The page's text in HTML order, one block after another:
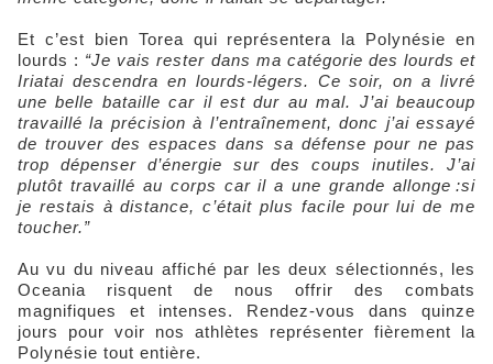
Et c’est bien Torea qui représentera la Polynésie en
lourds : “Je vais rester dans ma catégorie des lourds et
Iriatai descendra en lourds-légers. Ce soir, on a livré
une belle bataille car il est dur au mal. J’ai beaucoup
travaillé la précision à l’entraînement, donc j’ai essayé
de trouver des espaces dans sa défense pour ne pas
trop dépenser d’énergie sur des coups inutiles. J’ai
plutôt travaillé au corps car il a une grande allonge :si
je restais à distance, c’était plus facile pour lui de me
toucher.”
Au vu du niveau affiché par les deux sélectionnés, les
Oceania risquent de nous offrir des combats
magnifiques et intenses. Rendez-vous dans quinze
jours pour voir nos athlètes représenter fièrement la
Polynésie tout entière.